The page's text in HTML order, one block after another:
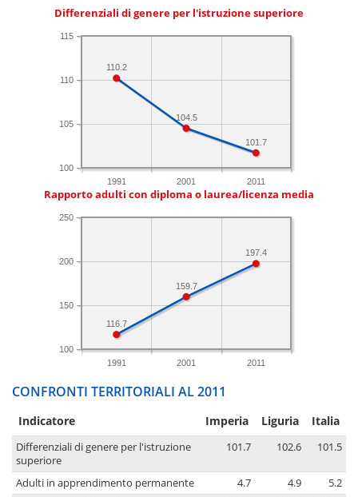
Differenziali di genere per l'istruzione superiore
1991 2001 2011
100
105
110
115
101.7
104.5
110.2
Rapporto adulti con diploma o laurea/licenza media
1991 2001 2011
100
150
200
250
197.4
159.7
116.7
CONFRONTI TERRITORIALI AL 2011
Indicatore Imperia Liguria Italia
Differenziali di genere per l'istruzione
superiore
101.7 102.6 101.5
Adulti in apprendimento permanente 4.7 4.9
5.2